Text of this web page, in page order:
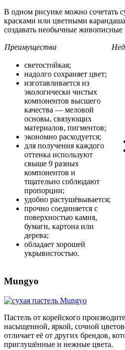
В одном рисунке можно сочетать
красками или цветными
создавать необычные живописные
Преимущества
светостойкая;
надолго сохраняет цвет;
изготавливается из
экологически чистых
компонентов высшего
качества — меловой
основы, связующих
материалов, пигментов;
экономно расходуется;
для получения каждого
оттенка используют
свыше 9 разных
компонентов и
тщательно соблюдают
пропорции;
удобно растушёвывается;
прочно соединяется с
поверхностью камня,
бумаги, картона или
дерева;
обладает хорошей
укрывистостью.
Mungyo
Пастель от корейского
насыщенной, яркой, сочной
отличает её от других брендов,
приглушённые и нежные цвета.